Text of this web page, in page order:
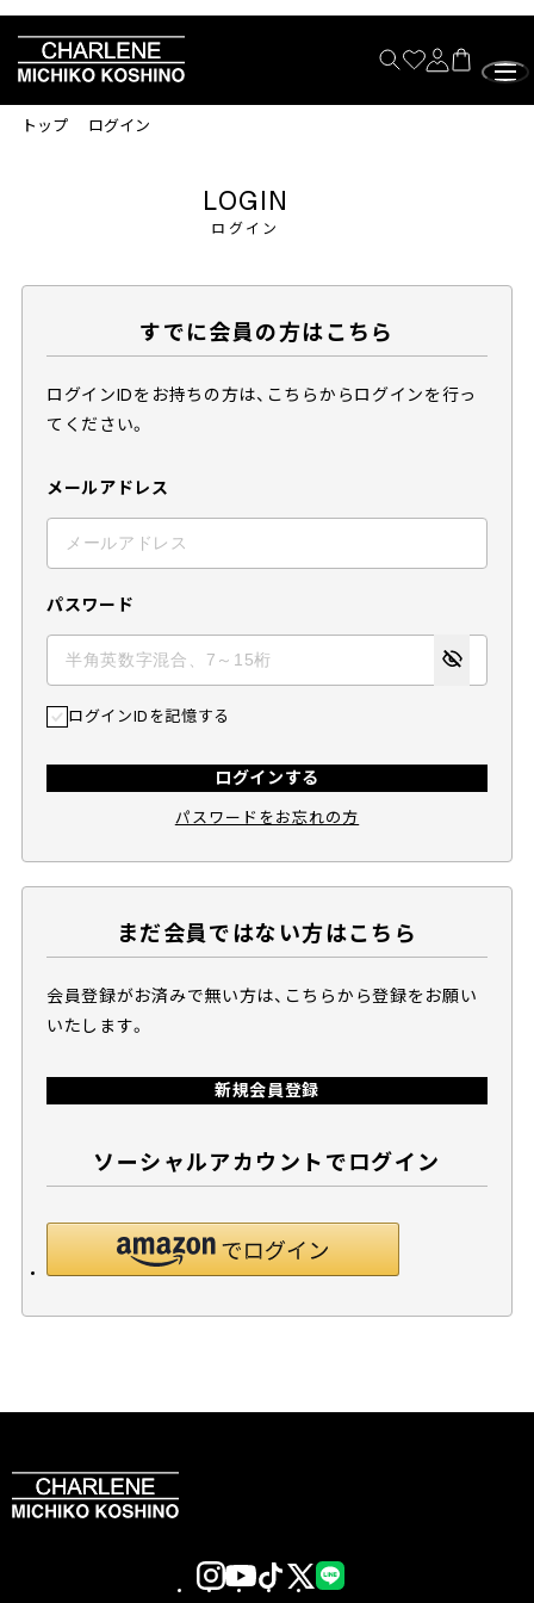
トップ ログイン
ログイン
LOGIN
すでに会員の方はこちら
ログインIDをお持ちの方は、こちらからログインを行っ
てください。
メールアドレス
パスワード
ログインIDを記憶する
ログインする
パスワードをお忘れの方
まだ会員ではない方はこちら
会員登録がお済みで無い方は、こちらから登録をお願い
いたします。
新規会員登録
ソーシャルアカウントでログイン